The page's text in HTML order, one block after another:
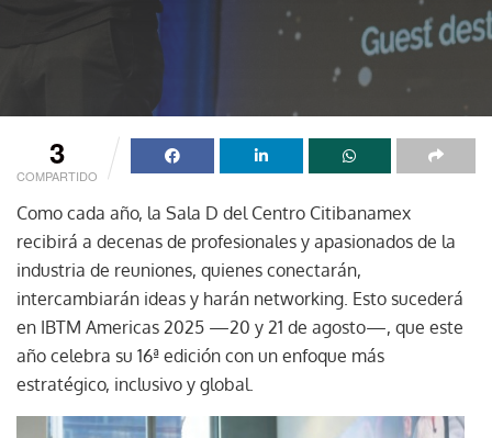
3
COMPARTIDO
Como cada año, la Sala D del Centro Citibanamex
recibirá a decenas de profesionales y apasionados de la
industria de reuniones, quienes conectarán,
intercambiarán ideas y harán networking. Esto sucederá
en IBTM Americas 2025 —20 y 21 de agosto—, que este
año celebra su 16ª edición con un enfoque más
estratégico, inclusivo y global.